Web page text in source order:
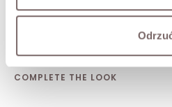
Ask about
COMPLETE THE LOOK